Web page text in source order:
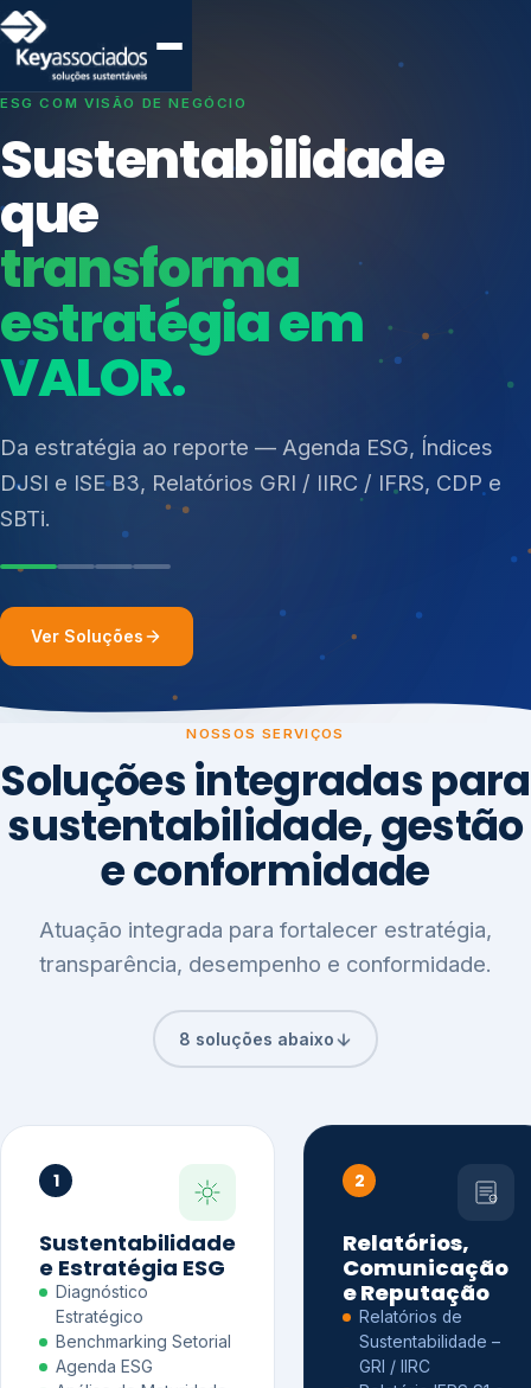
SISTEMAS DE GESTÃO OTIMIZADOS E INTEGRADOS
Conformidade que
protege seu
negócio.
Consultoria, auditoria e treinamentos em ISO 27001,
ISO 27701, ISO 42001, ISO 37001, ISO 9001, ISO
resíduos sólidos (PGRS/PMGRS).
Índices de Mercado
Mudanças Climáticas
Reputação e Cadeia
Reporte Regulatório
Ver Soluções
NOSSOS SERVIÇOS
Soluções integradas para
sustentabilidade, gestão
e conformidade
Atuação integrada para fortalecer estratégia,
transparência, desempenho e conformidade.
8 soluções abaixo
1
Sustentabilidade
e Estratégia ESG
Diagnóstico
Estratégico
Benchmarking Setorial
Agenda ESG
2
Relatórios,
Comunicação
e Reputação
Relatórios de
Sustentabilidade –
GRI / IIRC